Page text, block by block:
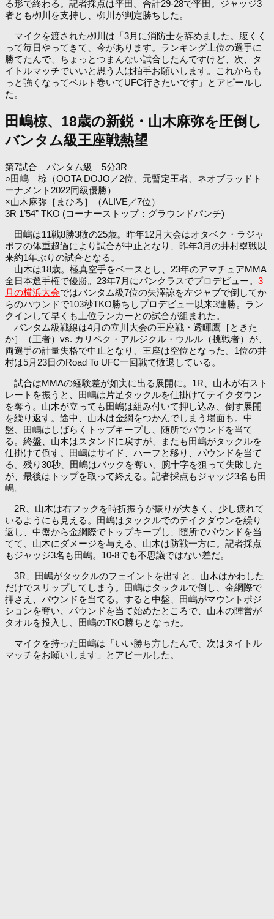
る形で終わる。記者採点は平田。合計29-28で平田。ジャッジ3
者とも栁川を支持し、栁川が判定勝ちした。
マイクを渡された栁川は「3月に消防士を辞めました。腹くく
って毎日やってきて、今があります。ランキング上位の選手に
勝てたんで、ちょっとつまんない試合したんですけど、次、タ
イトルマッチでいいと思う人は拍手お願いします。これからも
っと強くなってベルト巻いてUFC行きたいです」とアピールし
た。
田嶋椋、18歳の新鋭・山木麻弥を圧倒し
バンタム級王座戦熱望
第7試合 バンタム級 5分3R
○田嶋 椋（OOTA DOJO／2位、元暫定王者、ネオブラッドト
ーナメント2022同級優勝）
×山木麻弥［まひろ］（ALIVE／7位）
3R 1’54” TKO (コーナーストップ：グラウンドパンチ)
田嶋は11戦8勝3敗の25歳。昨年12月大会はオタベク・ラジャ
ボフの体重超過により試合が中止となり、昨年3月の井村塁戦以
来約1年ぶりの試合となる。
山木は18歳。極真空手をベースとし、23年のアマチュアMMA
全日本選手権で優勝。23年7月にパンクラスでプロデビュー。 3
月の横浜大会ではバンタム級7位の矢澤諒を左ジャブで倒してか
らのパウンドで103秒TKO勝ちしプロデビュー以来3連勝。ラン
クインして早くも上位ランカーとの試合が組まれた。
バンタム級戦線は4月の立川大会の王座戦・透暉鷹［ときた
か］（王者）vs. カリベク・アルジクル・ウルル（挑戦者）が、
両選手の計量失格で中止となり、王座は空位となった。1位の井
村は5月23日のRoad To UFC一回戦で敗退している。
試合はMMAの経験差が如実に出る展開に。1R、山木が右スト
レートを振うと、田嶋は片足タックルを仕掛けてテイクダウン
を奪う。山木が立っても田嶋は組み付いて押し込み、倒す展開
を繰り返す。途中、山木は金網をつかんでしまう場面も。中
盤、田嶋はしばらくトップキープし、随所でパウンドを当て
る。終盤、山木はスタンドに戻すが、またも田嶋がタックルを
仕掛けて倒す。田嶋はサイド、ハーフと移り、パウンドを当て
る。残り30秒、田嶋はバックを奪い、腕十字を狙って失敗した
が、最後はトップを取って終える。記者採点もジャッジ3名も田
嶋。
2R、山木は右フックを時折振うが振りが大きく、少し疲れて
いるようにも見える。田嶋はタックルでのテイクダウンを繰り
返し、中盤から金網際でトップキープし、随所でパウンドを当
てて、山木にダメージを与える。山木は防戦一方に。記者採点
もジャッジ3名も田嶋。10-8でも不思議ではない差だ。
3R、田嶋がタックルのフェイントを出すと、山木はかわした
だけでスリップしてしまう。田嶋はタックルで倒し、金網際で
押さえ、パウンドを当てる。すると中盤、田嶋がマウントポジ
ションを奪い、パウンドを当て始めたところで、山木の陣営が
タオルを投入し、田嶋のTKO勝ちとなった。
マイクを持った田嶋は「いい勝ち方したんで、次はタイトル
マッチをお願いします」とアピールした。